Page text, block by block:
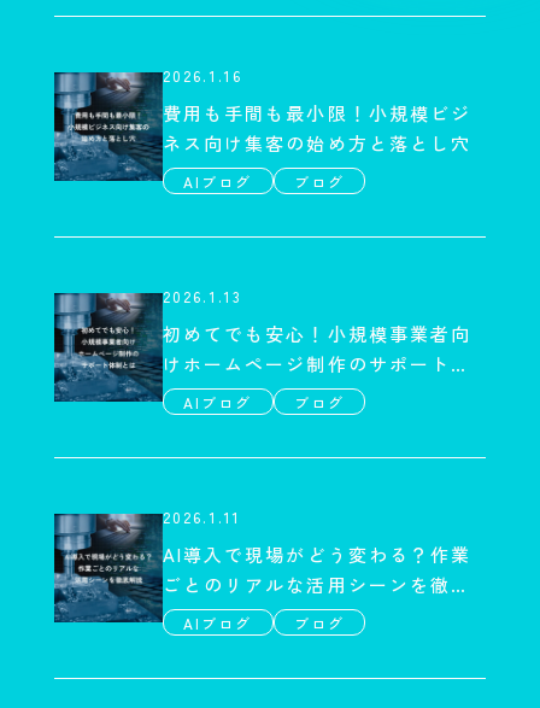
2026.1.16
費用も手間も最小限！小規模ビジ
ネス向け集客の始め方と落とし穴
AIブログ ブログ
2026.1.13
初めてでも安心！小規模事業者向
けホームページ制作のサポート体
制とは
AIブログ ブログ
2026.1.11
AI導入で現場がどう変わる？作業
ごとのリアルな活用シーンを徹底
解説AIブログ ブログ